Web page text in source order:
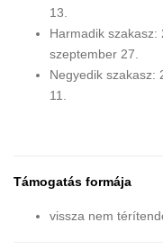
13.
Harmadik szakasz:
szeptember 27.
Negyedik szakasz:
11.
Támogatás formája
vissza nem